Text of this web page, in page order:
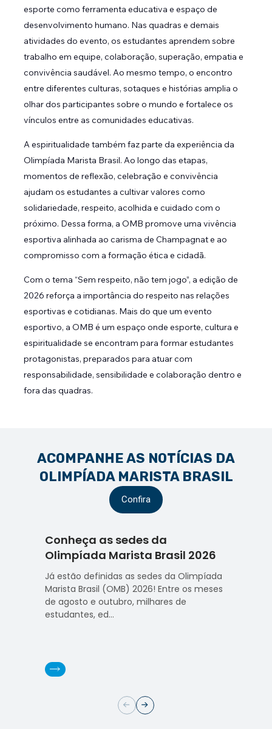
esporte como ferramenta educativa e espaço de
desenvolvimento humano. Nas quadras e demais
atividades do evento, os estudantes aprendem sobre
trabalho em equipe, colaboração, superação, empatia e
convivência saudável. Ao mesmo tempo, o encontro
entre diferentes culturas, sotaques e histórias amplia o
olhar dos participantes sobre o mundo e fortalece os
vínculos entre as comunidades educativas.
A espiritualidade também faz parte da experiência da
Olimpíada Marista Brasil. Ao longo das etapas,
momentos de reflexão, celebração e convivência
ajudam os estudantes a cultivar valores como
solidariedade, respeito, acolhida e cuidado com o
próximo. Dessa forma, a OMB promove uma vivência
esportiva alinhada ao carisma de Champagnat e ao
compromisso com a formação ética e cidadã.
Com o tema “Sem respeito, não tem jogo”, a edição de
2026 reforça a importância do respeito nas relações
esportivas e cotidianas. Mais do que um evento
esportivo, a OMB é um espaço onde esporte, cultura e
espiritualidade se encontram para formar estudantes
protagonistas, preparados para atuar com
responsabilidade, sensibilidade e colaboração dentro e
fora das quadras.
ACOMPANHE AS NOTÍCIAS DA
OLIMPÍADA MARISTA BRASIL
Confira
Conheça as sedes da
Olimpíada Marista Brasil 2026
Já estão definidas as sedes da Olimpíada
Marista Brasil (OMB) 2026! Entre os meses
de agosto e outubro, milhares de
estudantes, ed...